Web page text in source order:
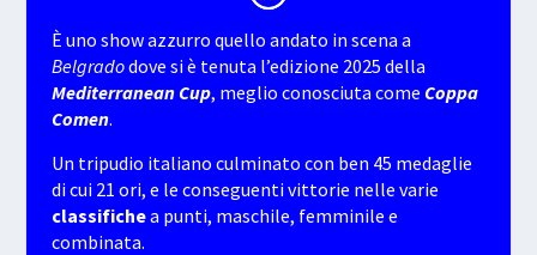
È uno show azzurro quello andato in scena a
Belgradodove si è tenuta l’edizione 2025 della
Mediterranean Cup, meglio conosciuta come Coppa
Comen.
Un tripudio italiano culminato con ben 45 medaglie
di cui 21 ori, e le conseguenti vittorie nelle varie
classifichea punti, maschile, femminile e
combinata.